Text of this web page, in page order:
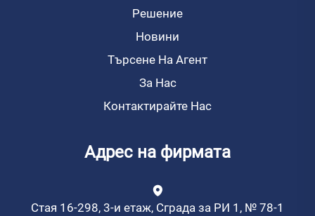
Решение
Новини
Търсене На Агент
За Нас
Контактирайте Нас
Адрес на фирмата
Стая 16-298, 3-и етаж, Сграда за РИ 1, № 78-1